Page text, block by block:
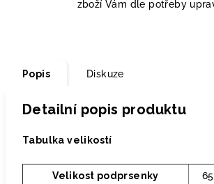
zboží Vám dle potřeby
Popis Diskuze
Detailní popis produktu
Tabulka velikostí
Velikost podprsenky 65